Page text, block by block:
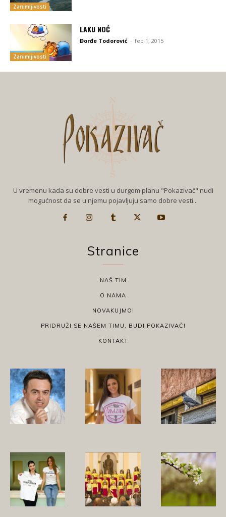
Zanimljivosti
Zanimljivosti
LAKU NOĆ
Đorđe Todorović - feb 1, 2015
U vremenu kada su dobre vesti u durgom planu "Pokazivač" nudi
mogućnost da se u njemu pojavljuju samo dobre vesti...
Stranice
NAŠ TIM
O NAMA
NOVAKUJMO!
PRIDRUŽI SE NAŠEM TIMU, BUDI POKAZIVAČ!
KONTAKT